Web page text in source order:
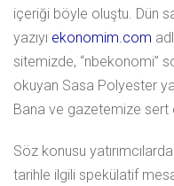
içeriği böyle oluştu. Dün
yazıyı ekonomim.com
sitemizde, “nbekonomi”
okuyan Sasa Polyester
Bana ve gazetemize sert
Söz konusu
tarihle ilgili spekülatif